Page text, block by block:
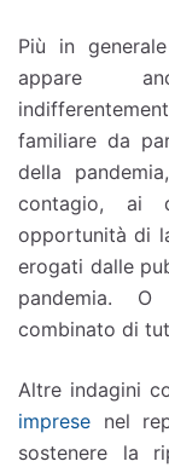
Più in
appare
familiare da
della
contagio, ai
opportunità di
erogati dalle
pandemia. O
combinato di
Altre indagini
imprese nel
sostenere la